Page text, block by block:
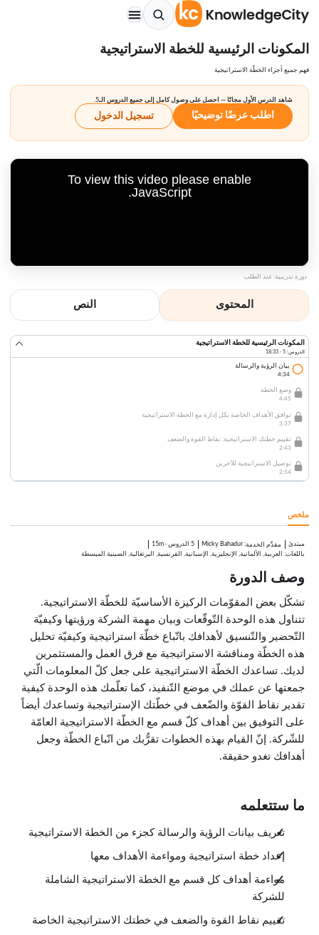
المكونات الرئيسية للخطة الاستراتيجية
فهم جميع أجزاء الخطّة الاستراتيجية
شاهد الدرس الأول مجانًا — احصل على وصول كامل إلى جميع الدروس الـ5.
اطلب عرضًا توضيحيًا تسجيل الدخول
To view this video please enable
JavaScript.
دورة تدريبية: عند الطلب
المحتوى النص
المكونات الرئيسية للخطة الاستراتيجية
الدروس: 5 · 18:33
بيان الرؤية والرسالة
4:34
وضع الخطة
4:45
توافق الأهداف الخاصة بكل إدارة مع الخطة الاستراتيجية
3:37
تقييم خطتك الاستراتيجية: نقاط القوة والضعف
2:43
توصيل الاستراتيجية للآخرين
2:54
ملخص
مبتدئ مقدِّم الخدمة:
Micky Bahadur 5 الدروس ·
15m
باللغات: العربية, الألمانية, الإنجليزية, الإسبانية, الفرنسية, البرتغالية, الصينية المبسطة
وصف الدورة
تشكّل بعض المقوّمات الركيزة الأساسيّة للخطّة الاستراتيجية.
تتناول هذه الوحدة التّوقّعات وبيان مهمة الشركة ورؤيتها وكيفيّة
التّحضير والتّنسيق لأهدافك باتّباع خطّة استراتيجية وكيفيّة تحليل
هذه الخطّة ومناقشة الاستراتيجية مع فرق العمل والمستثمرين
لديك. تساعدك الخطّة الاستراتيجية على جعل كلّ المعلومات الّتي
جمعتها عن عملك في موضع التّنفيذ، كما تعلّمك هذه الوحدة كيفية
تقدير نقاط القوّة والضّعف في خطّتك الإستراتيجية وتساعدك أيضاً
على التوفيق بين أهداف كلّ قسم مع الخطّة الاستراتيجية العامّة
للشّركة. إنّ القيام بهذه الخطوات تقرُّبك من اتّباع الخطّة وجعل
أهدافك تغدو حقيقة.
ما ستتعلمه
تعريف بيانات الرؤية والرسالة كجزء من الخطة الاستراتيجية
إعداد خطة استراتيجية ومواءمة الأهداف معها
مواءمة أهداف كل قسم مع الخطة الاستراتيجية الشاملة
للشركة
تقييم نقاط القوة والضعف في خطتك الاستراتيجية الخاصة